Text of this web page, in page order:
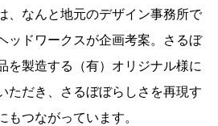
、なんと地元のデザイン事務所で
ッドワークスが企画考案。さるぼ
を製造する（有）オリジナル様に
ただき、さるぼぼらしさを再現す
つながっています。